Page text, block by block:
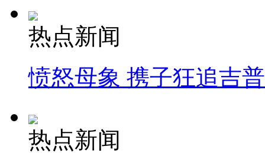
热点新闻
愤怒母象 携子狂追吉
热点新闻